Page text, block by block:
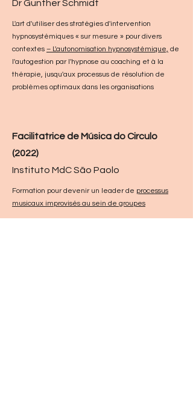
Dr Gunther Schmidt
L'art d'utiliser des stratégies d'intervention
hypnosystémiques « sur mesure » pour divers
contextes – L'autonomisation hypnosystémique, de
l'autogestion par l'hypnose au coaching et à la
thérapie, jusqu'aux processus de résolution de
problèmes optimaux dans les organisations
Facilitatrice de Música do Circulo
(2022)
Instituto MdC São Paolo
Formation pour devenir un leader de processus
musicaux improvisés au sein de groupes